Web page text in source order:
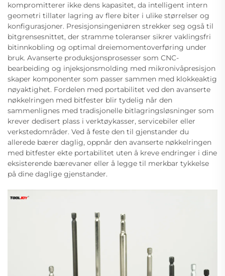
kompromitterer ikke dens kapasitet, da intelligent intern
geometri tillater lagring av flere biter i ulike størrelser og
konfigurasjoner. Presisjonsingeniøren strekker seg også til
bitgrensesnittet, der stramme toleranser sikrer vaklingsfri
bitinnkobling og optimal dreiemomentoverføring under
bruk. Avanserte produksjonsprosesser som CNC-
bearbeiding og injeksjonsmolding med mikronivåpresisjon
skaper komponenter som passer sammen med klokkeaktig
nøyaktighet. Fordelen med portabilitet ved den avanserte
nøkkelringen med bitfester blir tydelig når den
sammenlignes med tradisjonelle bitlagringsløsninger som
krever dedisert plass i verktøykasser, servicebiler eller
verkstedområder. Ved å feste den til gjenstander du
allerede bærer daglig, oppnår den avanserte nøkkelringen
med bitfester ekte portabilitet uten å kreve endringer i dine
eksisterende bærevaner eller å legge til merkbar tykkelse
på dine daglige gjenstander.